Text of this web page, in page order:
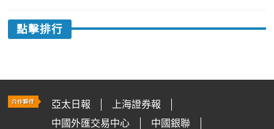
點擊排行
亞太日報
上海證券報
中國外匯交易中心
中國銀聯